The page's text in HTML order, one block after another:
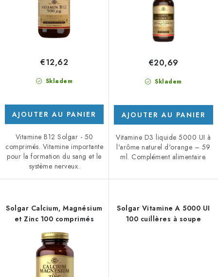
Skladem
€12,62
AJOUTER AU PANIER
Vitamine B12 Solgar - 50
comprimés. Vitamine importante
pour la formation du sang et le
système nerveux.
Skladem
€20,69
AJOUTER AU PANIER
Vitamine D3 liquide 5000 UI à
l'arôme naturel d'orange – 59
ml. Complément alimentaire.
Solgar Calcium, Magnésium
et Zinc 100 comprimés
Solgar Vitamine A 5000 UI
100 cuillères à soupe